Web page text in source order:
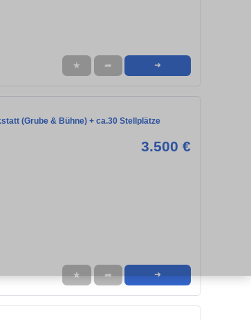
★ ➦ ➜
(Grube & Bühne) + ca.30 Stellplätze
3.500 €
★ ➦ ➜